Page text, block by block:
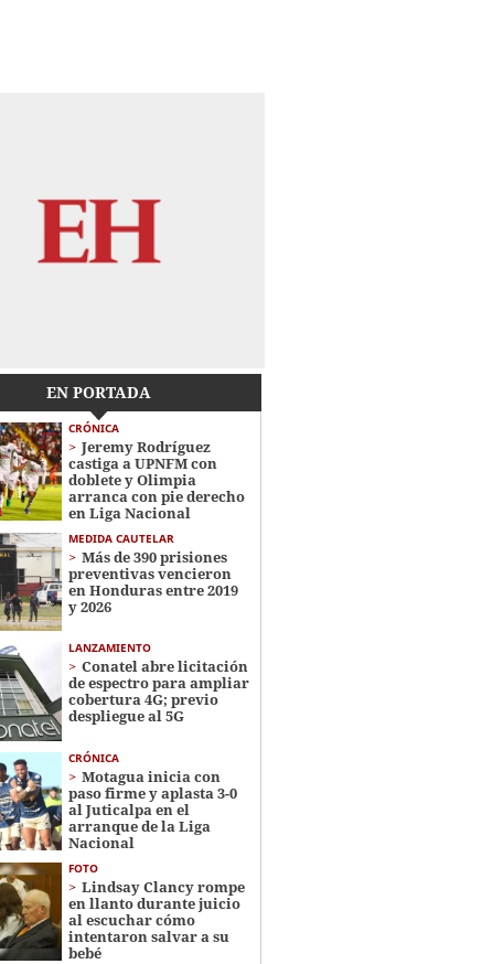
EN PORTADA
CRÓNICA
Jeremy Rodríguez
castiga a UPNFM con
doblete y Olimpia
arranca con pie derecho
en Liga Nacional
MEDIDA CAUTELAR
Más de 390 prisiones
preventivas vencieron
en Honduras entre 2019
y 2026
LANZAMIENTO
Conatel abre licitación
de espectro para ampliar
cobertura 4G; previo
despliegue al 5G
CRÓNICA
Motagua inicia con
paso firme y aplasta 3-0
al Juticalpa en el
arranque de la Liga
Nacional
FOTO
Lindsay Clancy rompe
en llanto durante juicio
al escuchar cómo
intentaron salvar a su
bebé